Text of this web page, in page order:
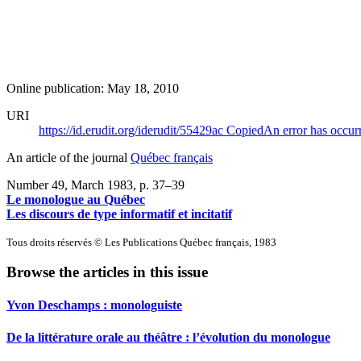
Online publication: May 18, 2010
URI
https://id.erudit.org/iderudit/55429ac CopiedAn error has
An article of the journal Québec français
Number 49, March 1983, p. 37–39
Le monologue au Québec
Les discours de type informatif et incitatif
Tous droits réservés © Les Publications Québec français, 1983
Browse the articles in this issue
Yvon Deschamps : monologuiste
De la littérature orale au théâtre : l’évolution du monologue